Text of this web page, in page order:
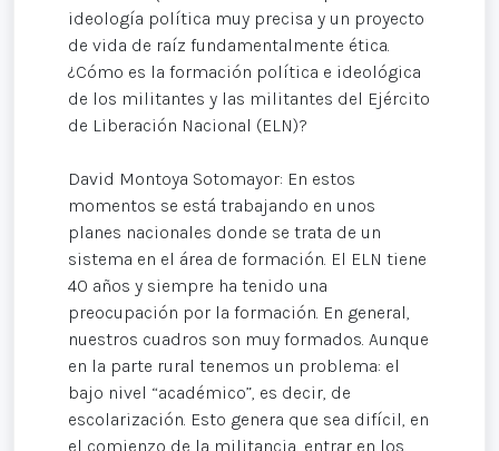
ideología política muy precisa y un proyecto
de vida de raíz fundamentalmente ética.
¿Cómo es la formación política e ideológica
de los militantes y las militantes del Ejército
de Liberación Nacional (ELN)?
David Montoya Sotomayor: En estos
momentos se está trabajando en unos
planes nacionales donde se trata de un
sistema en el área de formación. El ELN tiene
40 años y siempre ha tenido una
preocupación por la formación. En general,
nuestros cuadros son muy formados. Aunque
en la parte rural tenemos un problema: el
bajo nivel “académico”, es decir, de
escolarización. Esto genera que sea difícil, en
el comienzo de la militancia, entrar en los